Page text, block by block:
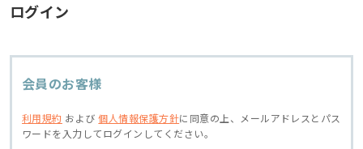
ログイン
会員のお客様
利用規約 および個人情報保護方針に同意の上、
メールアドレスとパス
ワードを入力してログインしてください。